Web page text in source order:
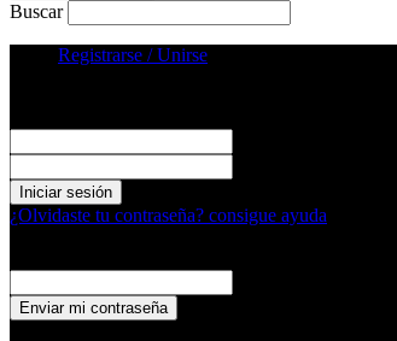
Buscar
Registrarse / Unirse
¿Olvidaste tu contraseña? consigue ayuda